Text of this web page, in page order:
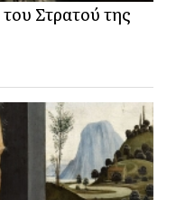
Στρατού της